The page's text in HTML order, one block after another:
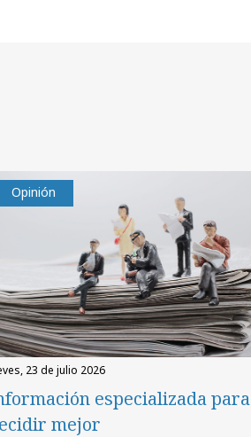
Opinión
23 de julio 2026
especializada para
mejor